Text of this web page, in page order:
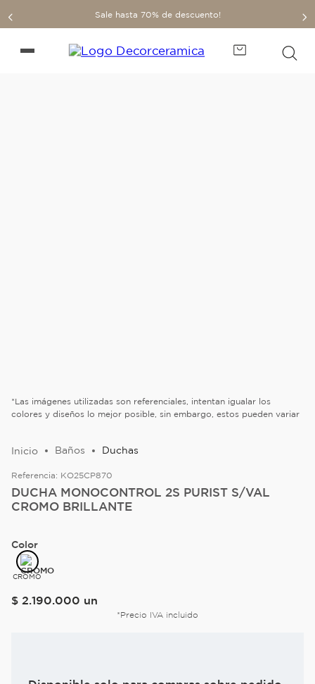
Sale hasta 70% de descuento!
*Las imágenes utilizadas son referenciales, intentan igualar los
colores y diseños lo mejor posible, sin embargo, estos pueden variar
Baños Duchas
Referencia: KO25CP870
DUCHA MONOCONTROL 2S PURIST S/VAL
CROMO BRILLANTE
Color
CROMO
$ 2.190.000 un
*Precio IVA incluido